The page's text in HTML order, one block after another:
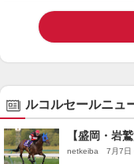
ルコルセールニュ
【盛岡・岩
netkeiba 7月7日